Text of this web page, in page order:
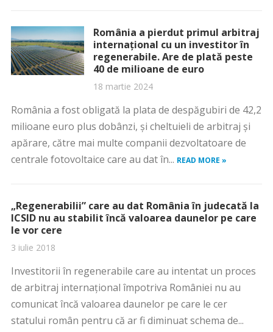
România a pierdut primul arbitraj
internațional cu un investitor în
regenerabile. Are de plată peste
40 de milioane de euro
18 martie 2024
România a fost obligată la plata de despăgubiri de 42,2
milioane euro plus dobânzi, și cheltuieli de arbitraj și
apărare, către mai multe companii dezvoltatoare de
centrale fotovoltaice care au dat în... READ MORE »
„Regenerabilii” care au dat România în judecată la
ICSID nu au stabilit încă valoarea daunelor pe care
le vor cere
3 iulie 2018
Investitorii în regenerabile care au intentat un proces
de arbitraj internaţional împotriva României nu au
comunicat încă valoarea daunelor pe care le cer
statului român pentru că ar fi diminuat schema de...